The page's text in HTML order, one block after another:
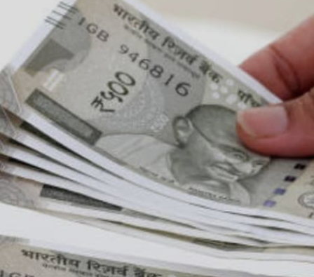
వివరాలు ఇవ్వాలి.
Image credits: Getty